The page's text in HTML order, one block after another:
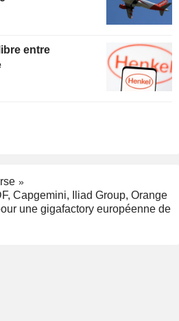
Capgemini, Iliad Group, Orange
une gigafactory européenne de